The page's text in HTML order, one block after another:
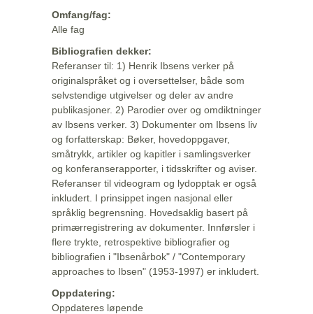
Omfang/fag:
Alle fag
Bibliografien dekker:
Referanser til: 1) Henrik Ibsens verker på
originalspråket og i oversettelser, både som
selvstendige utgivelser og deler av andre
publikasjoner. 2) Parodier over og omdiktninger
av Ibsens verker. 3) Dokumenter om Ibsens liv
og forfatterskap: Bøker, hovedoppgaver,
småtrykk, artikler og kapitler i samlingsverker
og konferanserapporter, i tidsskrifter og aviser.
Referanser til videogram og lydopptak er også
inkludert. I prinsippet ingen nasjonal eller
språklig begrensning. Hovedsaklig basert på
primærregistrering av dokumenter. Innførsler i
flere trykte, retrospektive bibliografier og
bibliografien i "Ibsenårbok" / "Contemporary
approaches to Ibsen" (1953-1997) er inkludert.
Oppdatering:
Oppdateres løpende